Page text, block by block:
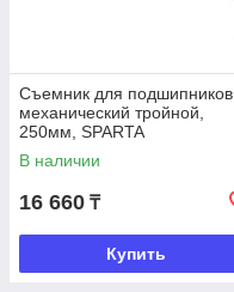
Съемник для подшипников,
механический тройной,
250мм, SPARTA
В наличии
16 660 ₸
Купить